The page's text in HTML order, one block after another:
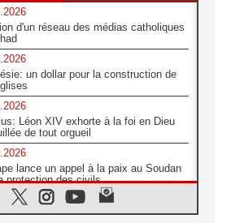
d'un réseau des médias catholiques
un dollar pour la construction de
Léon XIV exhorte à la foi en Dieu
de tout orgueil
lance un appel à la paix au Soudan
protection des civils
d'Addis-Abeba du SCEAM sur